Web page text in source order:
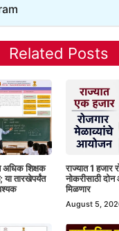
Related Posts
अधिक शिक्षक
तारखेपर्यंत
राज्यात 1 हजार
नोकरीसाठी
मिळणार
August 5,